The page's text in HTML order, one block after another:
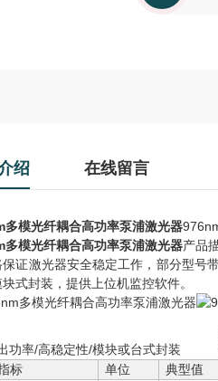
绍 在线留言
多模光纤耦合高功率泵浦激光器
多模光纤耦合高功率泵浦激光器产品
保证激光器安全稳定工作，部分型号
式封装，提供上位机监控软件。
功率/高稳定性/模块或台式封装
标
单位 典型值